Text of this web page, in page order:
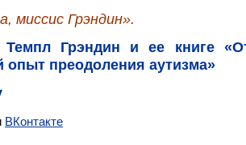
миссис Грэндин».
Темпл Грэндин и ее книге
преодоления аутизма»
ВКонтакте